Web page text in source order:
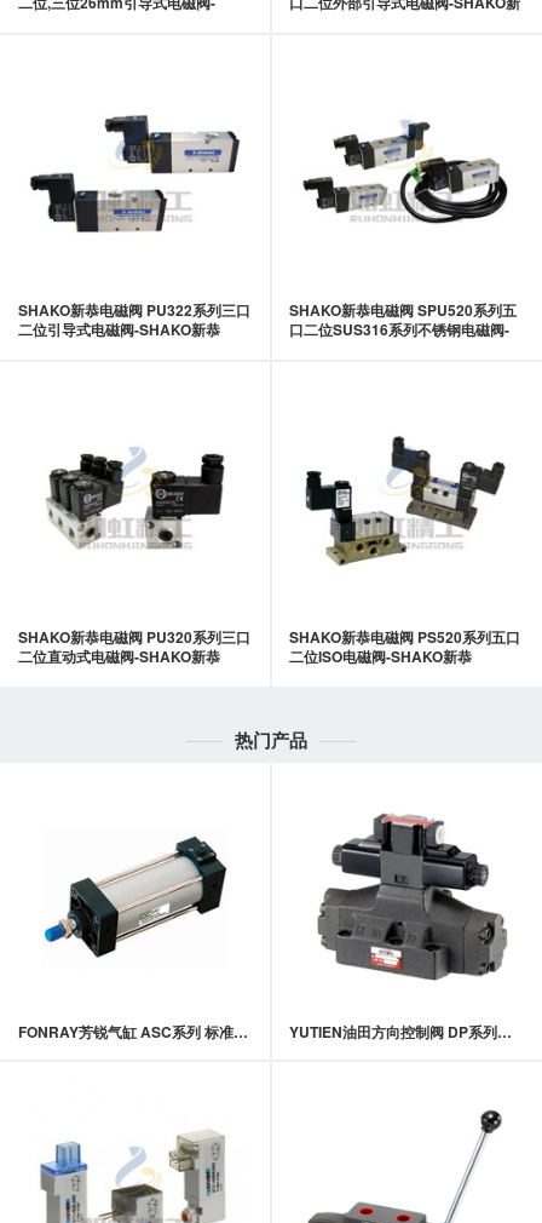
SHAKO新恭电磁阀 PU322系列三口
二位引导式电磁阀-SHAKO新恭
SHAKO新恭电磁阀 SPU520系列五
口二位SUS316系列不锈钢电磁阀-
SHAKO新恭电磁阀 PU320系列三口
二位直动式电磁阀-SHAKO新恭
SHAKO新恭电磁阀 PS520系列五口
二位ISO电磁阀-SHAKO新恭
热门产品
FONRAY芳锐气缸 ASC系列 标准气缸 YUTIEN油田方向控制阀 DP系列电磁引导换向阀